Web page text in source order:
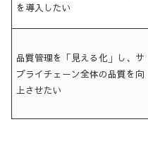
を導入したい
品質管理を「見える化」し、サ
プライチェーン全体の品質を向
上させたい